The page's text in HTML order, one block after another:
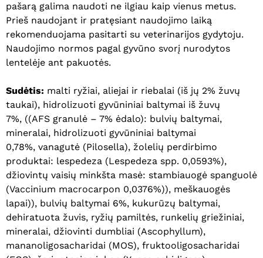
pašarą galima naudoti ne ilgiau kaip vienus metus.
Prieš naudojant ir pratęsiant naudojimo laiką
rekomenduojama pasitarti su veterinarijos gydytoju.
Naudojimo normos pagal gyvūno svorį nurodytos
lentelėje ant pakuotės.
Sudėtis: malti ryžiai, aliejai ir riebalai (iš jų 2% žuvų
taukai), hidrolizuoti gyvūniniai baltymai iš žuvų
7%, ((AFS granulė – 7% ėdalo): bulvių baltymai,
mineralai, hidrolizuoti gyvūniniai baltymai
0,78%, vanagutė (Pilosella), žolelių perdirbimo
produktai: lespedeza (Lespedeza spp. 0,0593%),
džiovintų vaisių minkšta masė: stambiauogė spanguolė
(Vaccinium macrocarpon 0,0376%)), meškauogės
lapai)), bulvių baltymai 6%, kukurūzų baltymai,
dehiratuota žuvis, ryžių pamiltės, runkelių griežiniai,
mineralai, džiovinti dumbliai (Ascophyllum),
mananoligosacharidai (MOS), fruktooligosacharidai